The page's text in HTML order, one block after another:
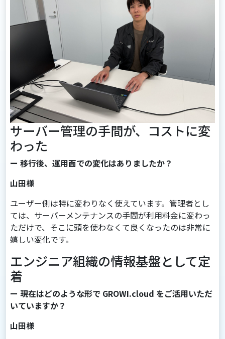
サーバー管理の手間が、コストに変
わった
ー 移行後、運用面での変化はありましたか？
山田様
ユーザー側は特に変わりなく使えています。管理者とし
ては、サーバーメンテナンスの手間が利用料金に変わっ
ただけで、そこに頭を使わなくて良くなったのは非常に
嬉しい変化です。
エンジニア組織の情報基盤として定
着
ー 現在はどのような形で GROWI.cloud をご活用いただ
いていますか？
山田様